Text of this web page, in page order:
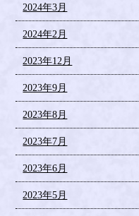
2024年3月
2024年2月
2023年12月
2023年9月
2023年8月
2023年7月
2023年6月
2023年5月